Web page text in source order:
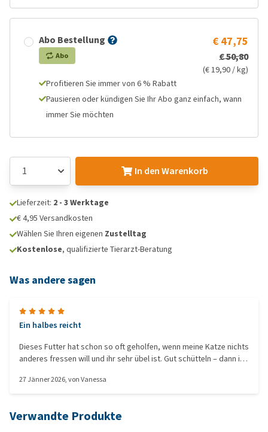
Abo Bestellung
Abo
€ 47,75
€ 50,80
(€ 19,90 / kg)
Profitieren Sie immer von 6 % Rabatt
Pausieren oder kündigen Sie Ihr Abo ganz einfach, wann
immer Sie möchten
In den Warenkorb
Lieferzeit: 2 - 3 Werktage
€ 4,95 Versandkosten
Wählen Sie Ihren eigenen Zustelltag
Kostenlose, qualifizierte Tierarzt-Beratung
Was andere sagen
Ein halbes reicht
Dieses Futter hat schon so oft geholfen, wenn meine Katze nichts
anderes fressen will und ihr sehr übel ist. Gut schütteln – dann ist
27 Jänner 2026, vonVanessa
Verwandte Produkte